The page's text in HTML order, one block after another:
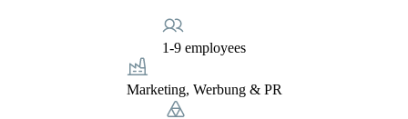
1-9 employees
Marketing, Werbung & PR